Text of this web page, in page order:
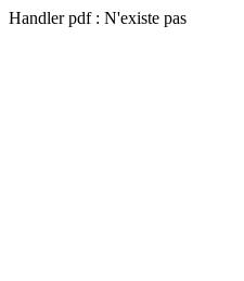
Handler pdf : N'existe pas